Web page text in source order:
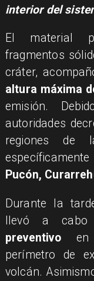
interior del
El material
fragmentos
cráter,
altura máxima
emisión.
autoridades
regiones de
Pucón,
​Durante la
llevó a cabo
preventivoen
perímetro de
volcán.